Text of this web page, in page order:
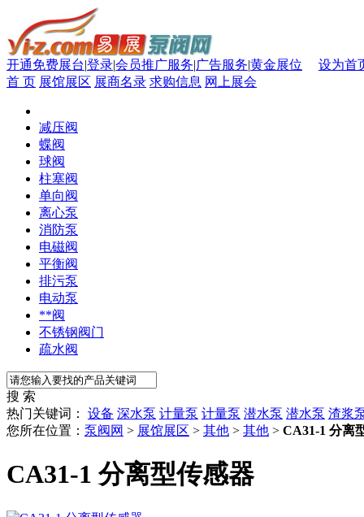
开通免费展台|登录|会员推广服务|广告服务|黄金展位 设为首
首 页 展馆展区 展商名录 求购信息 网上展会
减压阀
蝶阀
球阀
柱塞阀
单向阀
离心泵
消防泵
电磁阀
平衡阀
排污泵
电动泵
**阀
不锈钢阀门
疏水阀
搜 索
热门关键词： 设备 深水泵 计量泵 计量泵 潜水泵 潜水泵 渣浆
您所在位置： 泵阀网 > 展馆展区 > 其他 > 其他 > CA31-1 分离
CA31-1 分离型传感器